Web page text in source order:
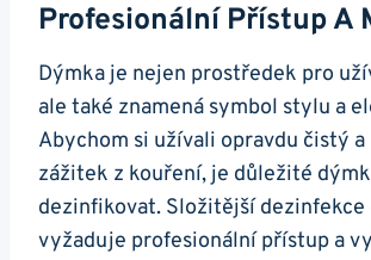
Profesionální Přístup A
Dýmka je nejen prostředek pro
ale také znamená symbol stylu a
Abychom si užívali opravdu čistý
zážitek z kouření, je důležité
dezinfikovat. Složitější dezinfekce
vyžaduje profesionální přístup a